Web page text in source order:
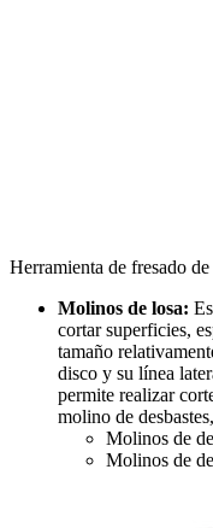
Herramienta de fresado de
Molinos de losa:
cortar superficies,
tamaño
disco y su línea
permite realizar
molino de
Molinos de
Molinos de